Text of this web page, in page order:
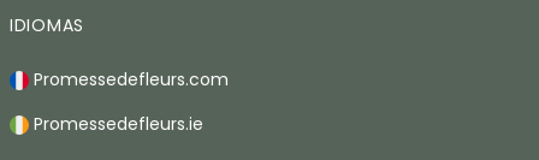
IDIOMAS
Promessedefleurs.com
Promessedefleurs.ie